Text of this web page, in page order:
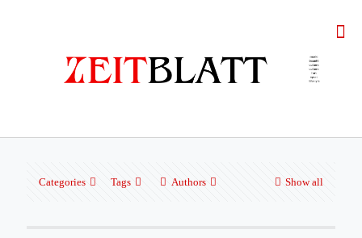
Categories Tags Authors Show all